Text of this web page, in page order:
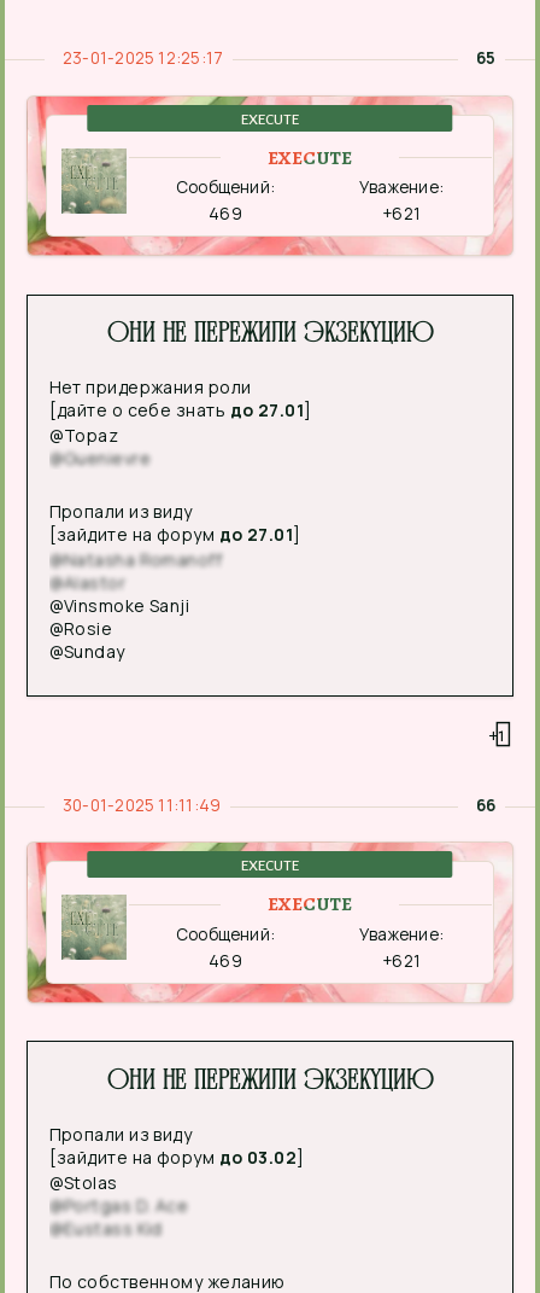
65
23-01-2025 12:25:17
EXECUTE
EXECUTE
Сообщений:
469
Уважение:
+621
Они не пережили экзекуцию
Нет придержания роли
[дайте о себе знать до 27.01]
@Topaz
@Guenievre
Пропали из виду
[зайдите на форум до 27.01]
@Natasha Romanoff
@Alastor
@Vinsmoke Sanji
@Rosie
@Sunday
+1
66
30-01-2025 11:11:49
EXECUTE
EXECUTE
Сообщений:
469
Уважение:
+621
Они не пережили экзекуцию
Пропали из виду
[зайдите на форум до 03.02]
@Stolas
@Portgas D. Ace
@Eustass Kid
По собственному желанию